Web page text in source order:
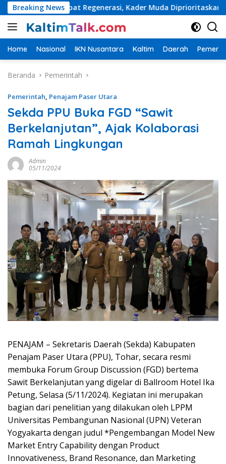
Langsung
ke
konten
Breaking News
Regenerasi, Kader Muda Diprioritaskan Pimpin
Home Nasional IKN Nusantara Kaltim Daerah
Beranda Pemerintah
Pemerintah, Penajam Paser Utara
Sekda PPU Buka FGD “Sawit
Berkelanjutan”, Ajak Kolaborasi
Ramah Lingkungan
Admin
05/11/2024
PENAJAM – Sekretaris Daerah (Sekda) Kabupaten
Penajam Paser Utara (PPU), Tohar, secara resmi
membuka Forum Group Discussion (FGD) bertema
Sawit Berkelanjutan yang digelar di Ballroom Hotel Ika
Petung, Selasa (5/11/2024). Kegiatan ini merupakan
bagian dari penelitian yang dilakukan oleh LPPM
Universitas Pembangunan Nasional (UPN) Veteran
Yogyakarta dengan judul *Pengembangan Model New
Market Entry Capability dengan Product
Innovativeness, Brand Resonance, dan Marketing